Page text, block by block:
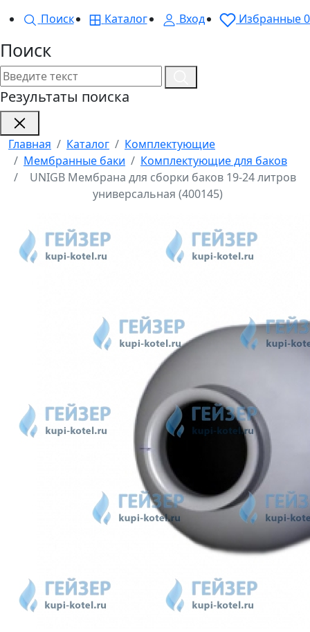
Поиск
Каталог Вход Избранные0
Поиск
Результаты поиска
Главная Каталог
Комплектующие
Мембранные баки
Комплектующие для баков
UNIGB Мембрана для сборки баков 19-24 литров
универсальная (400145)